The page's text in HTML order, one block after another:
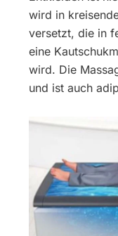
wird in
versetzt, die in
eine
wird. Die
und ist auch